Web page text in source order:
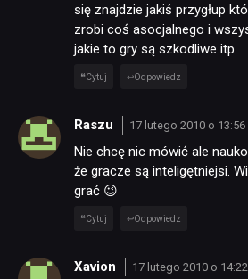
się znajdzie jakiś przygłup
zrobi coś asocjalnego i
jakie to gry są szkodliwe itp
Cytuj Odpowiedz
Raszu 17 lutego 2010 o 13:56
Nie chcę nic mówić ale
że gracze są inteligętniejsi.
grać 😉
Cytuj Odpowiedz
Xavion 17 lutego 2010 o 14:22